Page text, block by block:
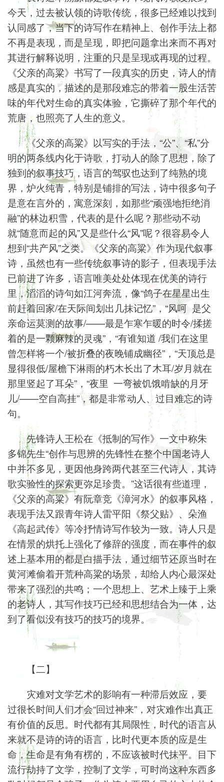
今天，过去被认领的诗歌传统，很多已经难以找到
认同感了，当下的诗写作在精神上、创作手法上都
不再是表现，而是呈现，即把问题拿出来而不再对
其进行解释说明，注重的只是呈现或再现的过程。
《父亲的高粱》书写了一段真实的历史，诗人的情
感是真实的，描述的是那段难忘的带着一股生活苦
味的年代对生命的真实体验，它撕碎了那个年代的
荒唐，也照亮了人生的意义。
《父亲的高粱》以写实的手法，“公”、“私”分
明的两条线内化于诗歌，打动人的除了思想，除了
独到的叙事技巧，语言的驾驭也达到了纯熟的境
界，炉火纯青，特别是铺排的写法，诗中很多句子
是意在言外的，寓意深刻，如那些“顽强地拒绝消
融”的林边积雪，代表的是什么呢？那些动不动
就“随意而起的风”又是些什么“风”呢？很容易令人
想到“共产风”之类。《父亲的高粱》作为现代叙事
诗，虽然也有一些传统叙事诗的影子，但表现手法
已前进了许多，语言唯美处处体现在优美的诗行
里，滔滔的诗句如江河奔流，像“鸽子在星星出生
前赶着回家/在天际间划出几抹记忆”，“风呵 是父
亲命运莫测的故事/——最是乍寒乍暖的时令/揉搓
着的是一颗麻辣的灵魂”，“有谁知道 /我们在这里
曾怎样将一个/被折叠的夜晚铺成幽径”，“天顶总是
显得很低/屋檐下淋雨的朽木长出了木耳/岁月就在
那里竖起了耳朵”，“夜里 一弯被饥饿啃缺的月牙
儿/——空自高挂”，都是非常动人、过目难忘的诗
句。
先锋诗人王松在《抵制的写作》一文中称朱
多锦先生“创作与思辨的先锋性在整个中国老诗人
中并不多见，更因他身跨两代甚至三代诗人，其诗
歌实验性的探索更弥足珍贵。”这话很有些道理，
《父亲的高粱》有阮章竞《漳河水》的叙事风格，
表现手法又跟青年诗人雷平阳《祭父贴》、朵渔
《高起武传》等冷抒情诗写作较为一致。诗人只是
在情景的烘托上强化了修辞的强度，而在事件的叙
述上基本用的都是白描手法，通过细节还原当时在
黄河滩偷着开荒种高粱的场景，却给人内心最深处
带来了强烈的共鸣；一个思想上、艺术上臻于上乘
的老诗人，其写作技巧已经和思想结合为一体，达
到了看似没有技巧的技巧的境界。
【二】
灾难对文学艺术的影响有一种滞后效应，要
过很长时间人们才会“回过神来”，对灾难作出真正
有价值的反思。时代都有其局限性，时代的语言从
来就不是诗的诗的语言，比时代更本质的应是生
命，生命是有角有楞的，不应该被时代抹平。目下
流行劫持了文学，控制了文学，可时尚这种东西多